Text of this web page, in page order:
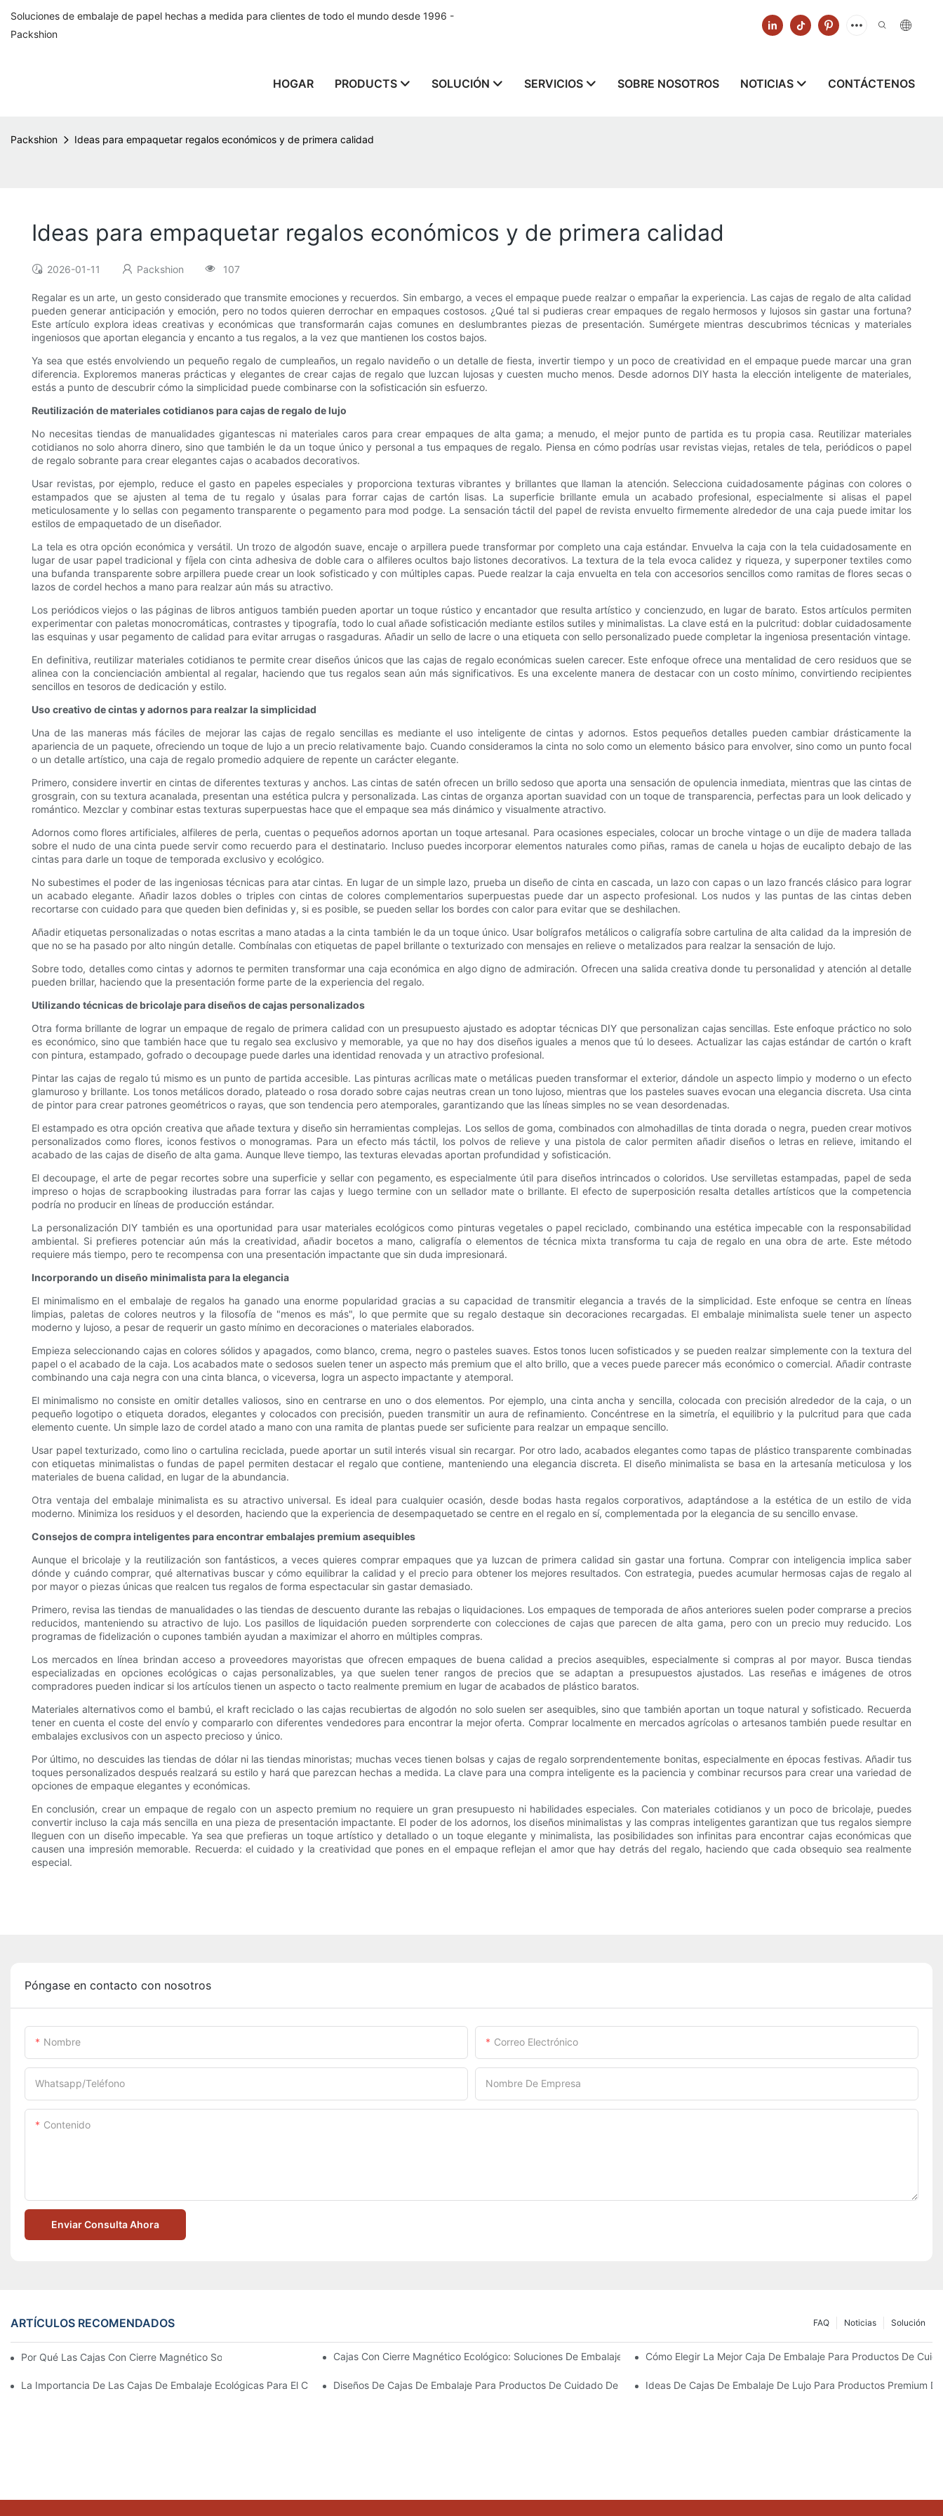
Soluciones de embalaje de papel hechas a medida para clientes de todo el mundo desde 1996 -
Packshion
HOGAR PRODUCTS SOLUCIÓN SERVICIOS SOBRE NOSOTROS NOTICIAS CONTÁCTENOS
Packshion Ideas para empaquetar regalos económicos y de primera calidad
Ideas para empaquetar regalos económicos y de primera calidad
2026-01-11 Packshion 107
Regalar es un arte, un gesto considerado que transmite emociones y recuerdos. Sin embargo, a veces el empaque puede realzar o empañar la experiencia. Las cajas de regalo de alta calidad
pueden generar anticipación y emoción, pero no todos quieren derrochar en empaques costosos. ¿Qué tal si pudieras crear empaques de regalo hermosos y lujosos sin gastar una fortuna?
Este artículo explora ideas creativas y económicas que transformarán cajas comunes en deslumbrantes piezas de presentación. Sumérgete mientras descubrimos técnicas y materiales
ingeniosos que aportan elegancia y encanto a tus regalos, a la vez que mantienen los costos bajos.
Ya sea que estés envolviendo un pequeño regalo de cumpleaños, un regalo navideño o un detalle de fiesta, invertir tiempo y un poco de creatividad en el empaque puede marcar una gran
diferencia. Exploremos maneras prácticas y elegantes de crear cajas de regalo que luzcan lujosas y cuesten mucho menos. Desde adornos DIY hasta la elección inteligente de materiales,
estás a punto de descubrir cómo la simplicidad puede combinarse con la sofisticación sin esfuerzo.
Reutilización de materiales cotidianos para cajas de regalo de lujo
No necesitas tiendas de manualidades gigantescas ni materiales caros para crear empaques de alta gama; a menudo, el mejor punto de partida es tu propia casa. Reutilizar materiales
cotidianos no solo ahorra dinero, sino que también le da un toque único y personal a tus empaques de regalo. Piensa en cómo podrías usar revistas viejas, retales de tela, periódicos o papel
de regalo sobrante para crear elegantes cajas o acabados decorativos.
Usar revistas, por ejemplo, reduce el gasto en papeles especiales y proporciona texturas vibrantes y brillantes que llaman la atención. Selecciona cuidadosamente páginas con colores o
estampados que se ajusten al tema de tu regalo y úsalas para forrar cajas de cartón lisas. La superficie brillante emula un acabado profesional, especialmente si alisas el papel
meticulosamente y lo sellas con pegamento transparente o pegamento para mod podge. La sensación táctil del papel de revista envuelto firmemente alrededor de una caja puede imitar los
estilos de empaquetado de un diseñador.
La tela es otra opción económica y versátil. Un trozo de algodón suave, encaje o arpillera puede transformar por completo una caja estándar. Envuelva la caja con la tela cuidadosamente en
lugar de usar papel tradicional y fíjela con cinta adhesiva de doble cara o alfileres ocultos bajo listones decorativos. La textura de la tela evoca calidez y riqueza, y superponer textiles como
una bufanda transparente sobre arpillera puede crear un look sofisticado y con múltiples capas. Puede realzar la caja envuelta en tela con accesorios sencillos como ramitas de flores secas o
lazos de cordel hechos a mano para realzar aún más su atractivo.
Los periódicos viejos o las páginas de libros antiguos también pueden aportar un toque rústico y encantador que resulta artístico y concienzudo, en lugar de barato. Estos artículos permiten
experimentar con paletas monocromáticas, contrastes y tipografía, todo lo cual añade sofisticación mediante estilos sutiles y minimalistas. La clave está en la pulcritud: doblar cuidadosamente
las esquinas y usar pegamento de calidad para evitar arrugas o rasgaduras. Añadir un sello de lacre o una etiqueta con sello personalizado puede completar la ingeniosa presentación vintage.
En definitiva, reutilizar materiales cotidianos te permite crear diseños únicos que las cajas de regalo económicas suelen carecer. Este enfoque ofrece una mentalidad de cero residuos que se
alinea con la concienciación ambiental al regalar, haciendo que tus regalos sean aún más significativos. Es una excelente manera de destacar con un costo mínimo, convirtiendo recipientes
sencillos en tesoros de dedicación y estilo.
Uso creativo de cintas y adornos para realzar la simplicidad
Una de las maneras más fáciles de mejorar las cajas de regalo sencillas es mediante el uso inteligente de cintas y adornos. Estos pequeños detalles pueden cambiar drásticamente la
apariencia de un paquete, ofreciendo un toque de lujo a un precio relativamente bajo. Cuando consideramos la cinta no solo como un elemento básico para envolver, sino como un punto focal
o un detalle artístico, una caja de regalo promedio adquiere de repente un carácter elegante.
Primero, considere invertir en cintas de diferentes texturas y anchos. Las cintas de satén ofrecen un brillo sedoso que aporta una sensación de opulencia inmediata, mientras que las cintas de
grosgrain, con su textura acanalada, presentan una estética pulcra y personalizada. Las cintas de organza aportan suavidad con un toque de transparencia, perfectas para un look delicado y
romántico. Mezclar y combinar estas texturas superpuestas hace que el empaque sea más dinámico y visualmente atractivo.
Adornos como flores artificiales, alfileres de perla, cuentas o pequeños adornos aportan un toque artesanal. Para ocasiones especiales, colocar un broche vintage o un dije de madera tallada
sobre el nudo de una cinta puede servir como recuerdo para el destinatario. Incluso puedes incorporar elementos naturales como piñas, ramas de canela u hojas de eucalipto debajo de las
cintas para darle un toque de temporada exclusivo y ecológico.
No subestimes el poder de las ingeniosas técnicas para atar cintas. En lugar de un simple lazo, prueba un diseño de cinta en cascada, un lazo con capas o un lazo francés clásico para lograr
un acabado elegante. Añadir lazos dobles o triples con cintas de colores complementarios superpuestas puede dar un aspecto profesional. Los nudos y las puntas de las cintas deben
recortarse con cuidado para que queden bien definidas y, si es posible, se pueden sellar los bordes con calor para evitar que se deshilachen.
Añadir etiquetas personalizadas o notas escritas a mano atadas a la cinta también le da un toque único. Usar bolígrafos metálicos o caligrafía sobre cartulina de alta calidad da la impresión de
que no se ha pasado por alto ningún detalle. Combínalas con etiquetas de papel brillante o texturizado con mensajes en relieve o metalizados para realzar la sensación de lujo.
Sobre todo, detalles como cintas y adornos te permiten transformar una caja económica en algo digno de admiración. Ofrecen una salida creativa donde tu personalidad y atención al detalle
pueden brillar, haciendo que la presentación forme parte de la experiencia del regalo.
Utilizando técnicas de bricolaje para diseños de cajas personalizados
Otra forma brillante de lograr un empaque de regalo de primera calidad con un presupuesto ajustado es adoptar técnicas DIY que personalizan cajas sencillas. Este enfoque práctico no solo
es económico, sino que también hace que tu regalo sea exclusivo y memorable, ya que no hay dos diseños iguales a menos que tú lo desees. Actualizar las cajas estándar de cartón o kraft
con pintura, estampado, gofrado o decoupage puede darles una identidad renovada y un atractivo profesional.
Pintar las cajas de regalo tú mismo es un punto de partida accesible. Las pinturas acrílicas mate o metálicas pueden transformar el exterior, dándole un aspecto limpio y moderno o un efecto
glamuroso y brillante. Los tonos metálicos dorado, plateado o rosa dorado sobre cajas neutras crean un tono lujoso, mientras que los pasteles suaves evocan una elegancia discreta. Usa cinta
de pintor para crear patrones geométricos o rayas, que son tendencia pero atemporales, garantizando que las líneas simples no se vean desordenadas.
El estampado es otra opción creativa que añade textura y diseño sin herramientas complejas. Los sellos de goma, combinados con almohadillas de tinta dorada o negra, pueden crear motivos
personalizados como flores, iconos festivos o monogramas. Para un efecto más táctil, los polvos de relieve y una pistola de calor permiten añadir diseños o letras en relieve, imitando el
acabado de las cajas de diseño de alta gama. Aunque lleve tiempo, las texturas elevadas aportan profundidad y sofisticación.
El decoupage, el arte de pegar recortes sobre una superficie y sellar con pegamento, es especialmente útil para diseños intrincados o coloridos. Use servilletas estampadas, papel de seda
impreso o hojas de scrapbooking ilustradas para forrar las cajas y luego termine con un sellador mate o brillante. El efecto de superposición resalta detalles artísticos que la competencia
podría no producir en líneas de producción estándar.
La personalización DIY también es una oportunidad para usar materiales ecológicos como pinturas vegetales o papel reciclado, combinando una estética impecable con la responsabilidad
ambiental. Si prefieres potenciar aún más la creatividad, añadir bocetos a mano, caligrafía o elementos de técnica mixta transforma tu caja de regalo en una obra de arte. Este método
requiere más tiempo, pero te recompensa con una presentación impactante que sin duda impresionará.
Incorporando un diseño minimalista para la elegancia
El minimalismo en el embalaje de regalos ha ganado una enorme popularidad gracias a su capacidad de transmitir elegancia a través de la simplicidad. Este enfoque se centra en líneas
limpias, paletas de colores neutros y la filosofía de "menos es más", lo que permite que su regalo destaque sin decoraciones recargadas. El embalaje minimalista suele tener un aspecto
moderno y lujoso, a pesar de requerir un gasto mínimo en decoraciones o materiales elaborados.
Empieza seleccionando cajas en colores sólidos y apagados, como blanco, crema, negro o pasteles suaves. Estos tonos lucen sofisticados y se pueden realzar simplemente con la textura del
papel o el acabado de la caja. Los acabados mate o sedosos suelen tener un aspecto más premium que el alto brillo, que a veces puede parecer más económico o comercial. Añadir contraste
combinando una caja negra con una cinta blanca, o viceversa, logra un aspecto impactante y atemporal.
El minimalismo no consiste en omitir detalles valiosos, sino en centrarse en uno o dos elementos. Por ejemplo, una cinta ancha y sencilla, colocada con precisión alrededor de la caja, o un
pequeño logotipo o etiqueta dorados, elegantes y colocados con precisión, pueden transmitir un aura de refinamiento. Concéntrese en la simetría, el equilibrio y la pulcritud para que cada
elemento cuente. Un simple lazo de cordel atado a mano con una ramita de plantas puede ser suficiente para realzar un empaque sencillo.
Usar papel texturizado, como lino o cartulina reciclada, puede aportar un sutil interés visual sin recargar. Por otro lado, acabados elegantes como tapas de plástico transparente combinadas
con etiquetas minimalistas o fundas de papel permiten destacar el regalo que contiene, manteniendo una elegancia discreta. El diseño minimalista se basa en la artesanía meticulosa y los
materiales de buena calidad, en lugar de la abundancia.
Otra ventaja del embalaje minimalista es su atractivo universal. Es ideal para cualquier ocasión, desde bodas hasta regalos corporativos, adaptándose a la estética de un estilo de vida
moderno. Minimiza los residuos y el desorden, haciendo que la experiencia de desempaquetado se centre en el regalo en sí, complementada por la elegancia de su sencillo envase.
Consejos de compra inteligentes para encontrar embalajes premium asequibles
Aunque el bricolaje y la reutilización son fantásticos, a veces quieres comprar empaques que ya luzcan de primera calidad sin gastar una fortuna. Comprar con inteligencia implica saber
dónde y cuándo comprar, qué alternativas buscar y cómo equilibrar la calidad y el precio para obtener los mejores resultados. Con estrategia, puedes acumular hermosas cajas de regalo al
por mayor o piezas únicas que realcen tus regalos de forma espectacular sin gastar demasiado.
Primero, revisa las tiendas de manualidades o las tiendas de descuento durante las rebajas o liquidaciones. Los empaques de temporada de años anteriores suelen poder comprarse a precios
reducidos, manteniendo su atractivo de lujo. Los pasillos de liquidación pueden sorprenderte con colecciones de cajas que parecen de alta gama, pero con un precio muy reducido. Los
programas de fidelización o cupones también ayudan a maximizar el ahorro en múltiples compras.
Los mercados en línea brindan acceso a proveedores mayoristas que ofrecen empaques de buena calidad a precios asequibles, especialmente si compras al por mayor. Busca tiendas
especializadas en opciones ecológicas o cajas personalizables, ya que suelen tener rangos de precios que se adaptan a presupuestos ajustados. Las reseñas e imágenes de otros
compradores pueden indicar si los artículos tienen un aspecto o tacto realmente premium en lugar de acabados de plástico baratos.
Materiales alternativos como el bambú, el kraft reciclado o las cajas recubiertas de algodón no solo suelen ser asequibles, sino que también aportan un toque natural y sofisticado. Recuerda
tener en cuenta el coste del envío y compararlo con diferentes vendedores para encontrar la mejor oferta. Comprar localmente en mercados agrícolas o artesanos también puede resultar en
embalajes exclusivos con un aspecto precioso y único.
Por último, no descuides las tiendas de dólar ni las tiendas minoristas; muchas veces tienen bolsas y cajas de regalo sorprendentemente bonitas, especialmente en épocas festivas. Añadir tus
toques personalizados después realzará su estilo y hará que parezcan hechas a medida. La clave para una compra inteligente es la paciencia y combinar recursos para crear una variedad de
opciones de empaque elegantes y económicas.
En conclusión, crear un empaque de regalo con un aspecto premium no requiere un gran presupuesto ni habilidades especiales. Con materiales cotidianos y un poco de bricolaje, puedes
convertir incluso la caja más sencilla en una pieza de presentación impactante. El poder de los adornos, los diseños minimalistas y las compras inteligentes garantizan que tus regalos siempre
lleguen con un diseño impecable. Ya sea que prefieras un toque artístico y detallado o un toque elegante y minimalista, las posibilidades son infinitas para encontrar cajas económicas que
causen una impresión memorable. Recuerda: el cuidado y la creatividad que pones en el empaque reflejan el amor que hay detrás del regalo, haciendo que cada obsequio sea realmente
especial.
Póngase en contacto con nosotros
Nombre Correo Electrónico
Whatsapp/Teléfono Nombre De Empresa
Contenido
Enviar Consulta Ahora
ARTÍCULOS RECOMENDADOS Solución
Noticias
FAQ
Por Qué Las Cajas Con Cierre Magnético Son La Mejor Opción Para Un Embalaje PremiumCajas Con Cierre Magnético Ecológico: Soluciones De Embalaje SosteniblesCómo Elegir La Mejor Caja De Embalaje Para Productos De
La Importancia De Las Cajas De Embalaje Ecológicas Para El Cuidado De La PielDiseños De Cajas De Embalaje Para Productos De Cuidado De La Piel Personalizados Que Fomentan La Fidelidad A La Marca
Ideas De Cajas De Embalaje De Lujo Para Productos Premium